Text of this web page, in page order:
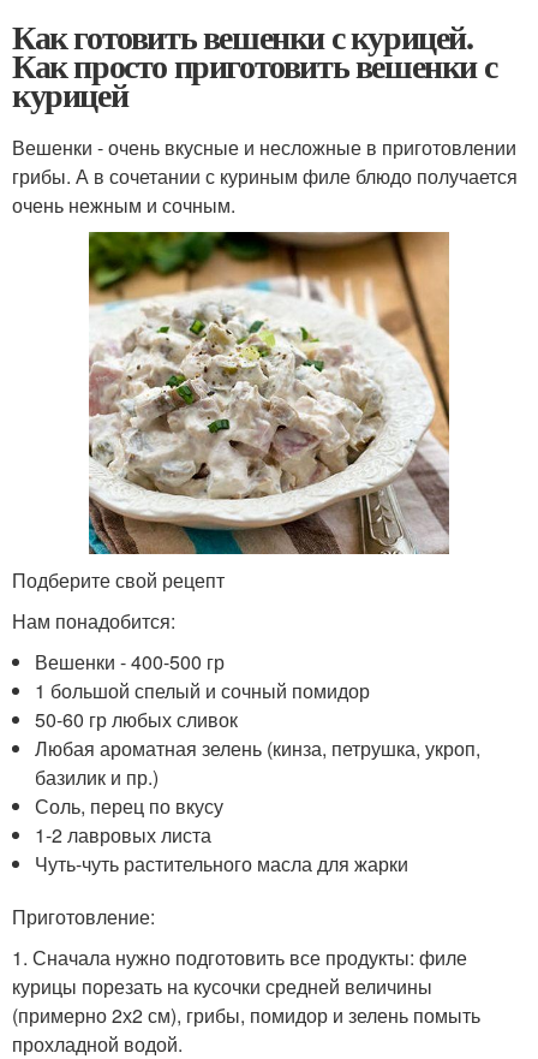
Как готовить вешенки с курицей.
Как просто приготовить вешенки с
курицей
Вешенки - очень вкусные и несложные в приготовлении
грибы. А в сочетании с куриным филе блюдо получается
очень нежным и сочным.
Подберите свой рецепт
Нам понадобится:
Вешенки - 400-500 гр
1 большой спелый и сочный помидор
50-60 гр любых сливок
Любая ароматная зелень (кинза, петрушка, укроп,
базилик и пр.)
Соль, перец по вкусу
1-2 лавровых листа
Чуть-чуть растительного масла для жарки
Приготовление:
1. Сначала нужно подготовить все продукты: филе
курицы порезать на кусочки средней величины
(примерно 2х2 см), грибы, помидор и зелень помыть
прохладной водой.